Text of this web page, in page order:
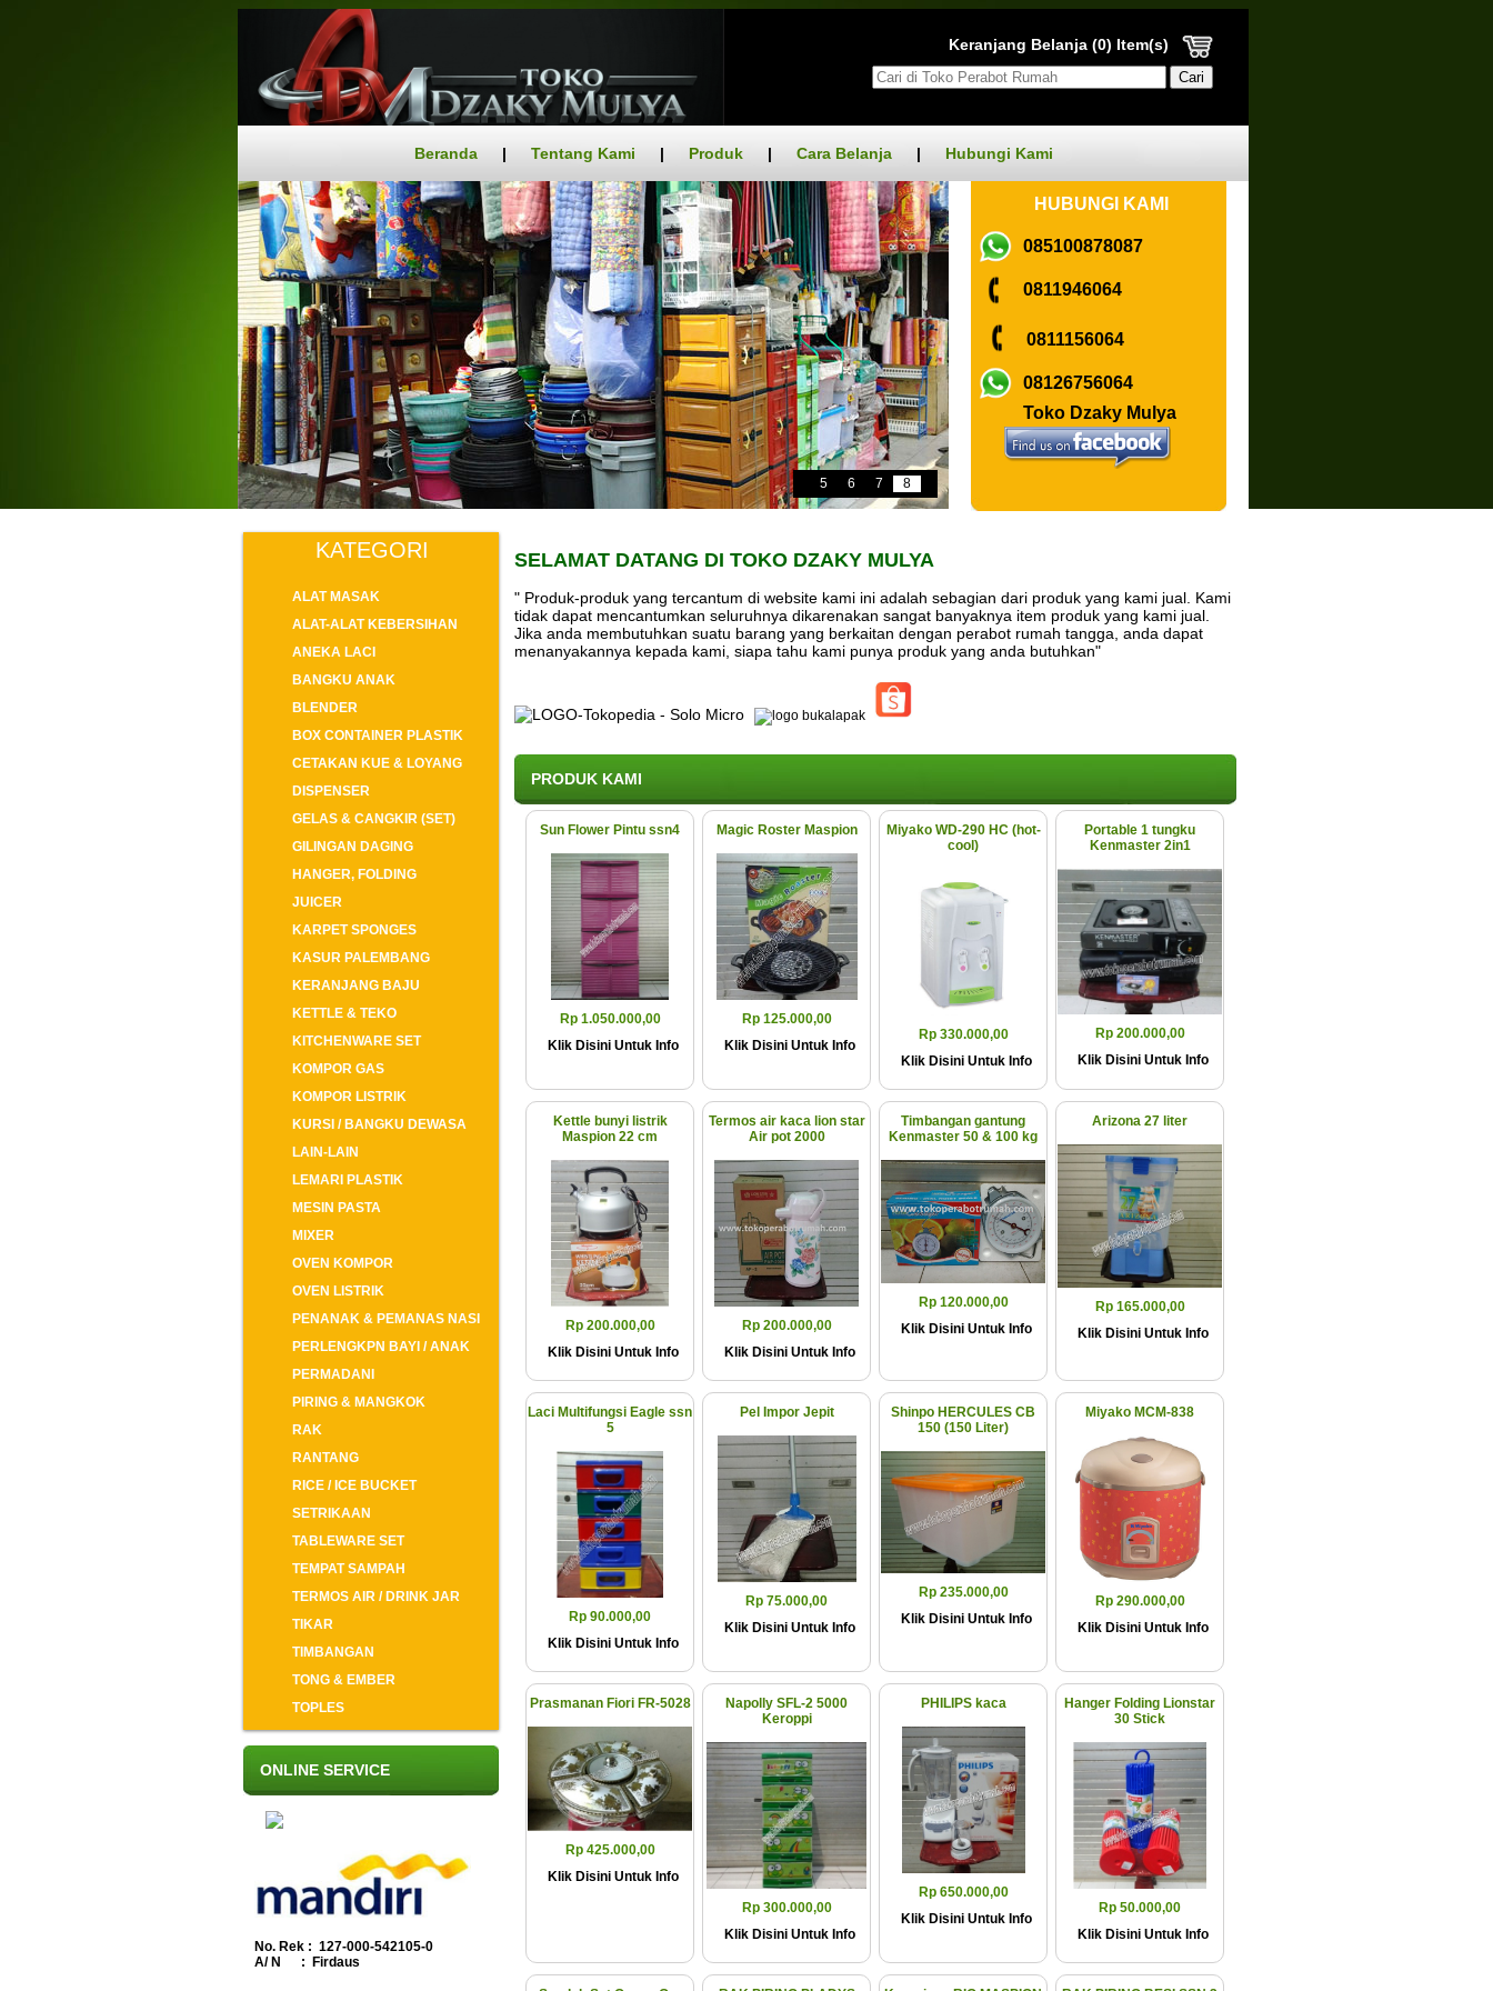
Keranjang Belanja (0) Item(s)
Beranda | Tentang Kami | Produk | Cara Belanja | Hubungi Kami
5 6 7 8
HUBUNGI KAMI
085100878087
0811946064
0811156064
08126756064
Toko Dzaky Mulya
KATEGORI
ALAT MASAK
ALAT-ALAT KEBERSIHAN
ANEKA LACI
BANGKU ANAK
BLENDER
BOX CONTAINER PLASTIK
CETAKAN KUE & LOYANG
DISPENSER
GELAS & CANGKIR (SET)
GILINGAN DAGING
HANGER, FOLDING
JUICER
KARPET SPONGES
KASUR PALEMBANG
KERANJANG BAJU
KETTLE & TEKO
KITCHENWARE SET
KOMPOR GAS
KOMPOR LISTRIK
KURSI / BANGKU DEWASA
LAIN-LAIN
LEMARI PLASTIK
MESIN PASTA
MIXER
OVEN KOMPOR
OVEN LISTRIK
PENANAK & PEMANAS NASI
PERLENGKPN BAYI / ANAK
PERMADANI
PIRING & MANGKOK
RAK
RANTANG
RICE / ICE BUCKET
SETRIKAAN
TABLEWARE SET
TEMPAT SAMPAH
TERMOS AIR / DRINK JAR
TIKAR
TIMBANGAN
TONG & EMBER
TOPLES
ONLINE SERVICE
No. Rek : 127-000-542105-0
A/ N : Firdaus
SELAMAT DATANG DI TOKO DZAKY MULYA
" Produk-produk yang tercantum di website kami ini adalah sebagian dari produk yang kami jual. Kami
tidak dapat mencantumkan seluruhnya dikarenakan sangat banyaknya item produk yang kami jual.
Jika anda membutuhkan suatu barang yang berkaitan dengan perabot rumah tangga, anda dapat
menanyakannya kepada kami, siapa tahu kami punya produk yang anda butuhkan"
PRODUK KAMI
Sun Flower Pintu ssn4
Rp 1.050.000,00
Klik Disini Untuk Info
Magic Roster Maspion
Rp 125.000,00
Klik Disini Untuk Info
Miyako WD-290 HC (hot-
cool)
Rp 330.000,00
Klik Disini Untuk Info
Portable 1 tungku
Kenmaster 2in1
Rp 200.000,00
Klik Disini Untuk Info
Kettle bunyi listrik
Maspion 22 cm
Rp 200.000,00
Klik Disini Untuk Info
Termos air kaca lion star
Air pot 2000
Rp 200.000,00
Klik Disini Untuk Info
Timbangan gantung
Kenmaster 50 & 100 kg
Rp 120.000,00
Klik Disini Untuk Info
Arizona 27 liter
Rp 165.000,00
Klik Disini Untuk Info
Laci Multifungsi Eagle ssn
5
Rp 90.000,00
Klik Disini Untuk Info
Pel Impor Jepit
Rp 75.000,00
Klik Disini Untuk Info
Shinpo HERCULES CB
150 (150 Liter)
Rp 235.000,00
Klik Disini Untuk Info
Miyako MCM-838
Rp 290.000,00
Klik Disini Untuk Info
Prasmanan Fiori FR-5028
Rp 425.000,00
Klik Disini Untuk Info
Napolly SFL-2 5000
Keroppi
Rp 300.000,00
Klik Disini Untuk Info
PHILIPS kaca
Rp 650.000,00
Klik Disini Untuk Info
Hanger Folding Lionstar
30 Stick
Rp 50.000,00
Klik Disini Untuk Info